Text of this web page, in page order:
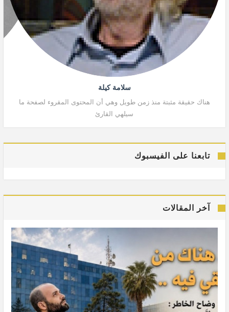
سلامة كيلة
هناك حقيقة مثبتة منذ زمن طويل وهي أن المحتوى المقروء لصفحة ما
سيلهي القارئ
تابعنا على الفيسبوك
آخر المقالات